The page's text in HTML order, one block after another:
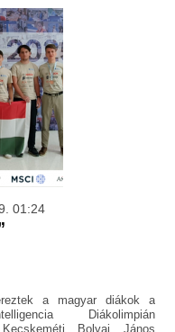
01:24
a magyar diákok a
Diákolimpián
Bolyai János